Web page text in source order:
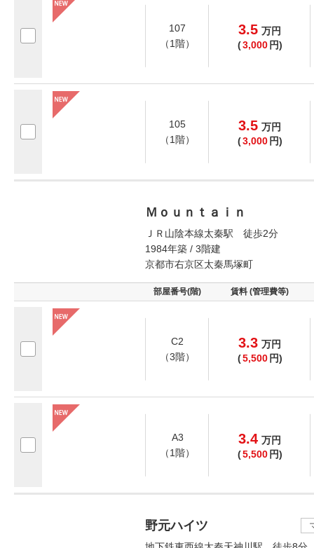
107
（1階）
3.5 万円
(3,000 円)
105
（1階）
3.5 万円
(3,000 円)
Ｍｏｕｎｔａｉｎ
ＪＲ山陰本線太秦駅 徒歩2分
1984年築 / 3階建
京都市右京区太秦馬塚町
部屋番号(階) 賃料 (管理費等)
C2
（3階）
3.3 万円
(5,500 円)
A3
（1階）
3.4 万円
(5,500 円)
野元ハイツ